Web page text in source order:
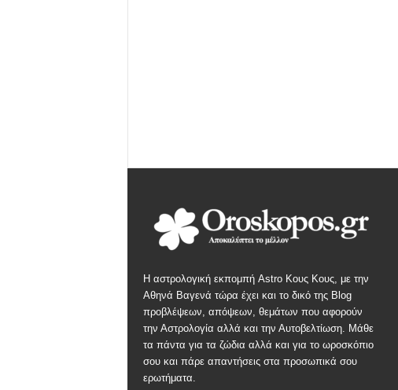
Η αστρολογική εκπομπή Astro Κους Κους, με την
Αθηνά Βαγενά τώρα έχει και το δικό της Blog
προβλέψεων, απόψεων, θεμάτων που αφορούν
την Αστρολογία αλλά και την Αυτοβελτίωση. Μάθε
τα πάντα για τα ζώδια αλλά και για το ωροσκόπιο
σου και πάρε απαντήσεις στα προσωπικά σου
ερωτήματα.